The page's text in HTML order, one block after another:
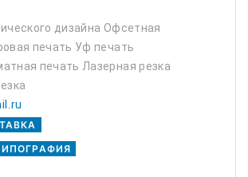
дизайна Офсетная
печать Уф печать
печать Лазерная резка